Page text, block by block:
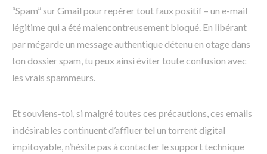
“Spam” sur Gmail pour repérer tout faux positif – un e-mail
légitime qui a été malencontreusement bloqué. En libérant
par mégarde un message authentique détenu en otage dans
ton dossier spam, tu peux ainsi éviter toute confusion avec
les vrais spammeurs.
Et souviens-toi, si malgré toutes ces précautions, ces emails
indésirables continuent d’affluer tel un torrent digital
impitoyable, n’hésite pas à contacter le support technique